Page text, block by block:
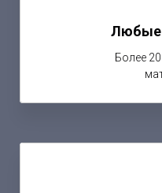
Любые
Более